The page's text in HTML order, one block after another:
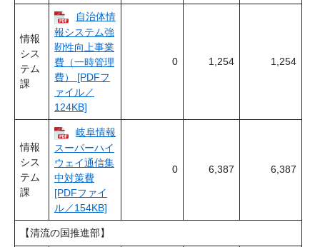
情報
シス
テム
課
自治体情
報システム強
靭性向上事業
費（一時管理
費） [PDFフ
ァイル／
124KB]
0 1,254 1,254
情報
シス
テム
課
岐阜情報
スーパーハイ
ウェイ通信集
中対策費
[PDFファイ
ル／154KB]
0 6,387 6,387
【清流の国推進部】